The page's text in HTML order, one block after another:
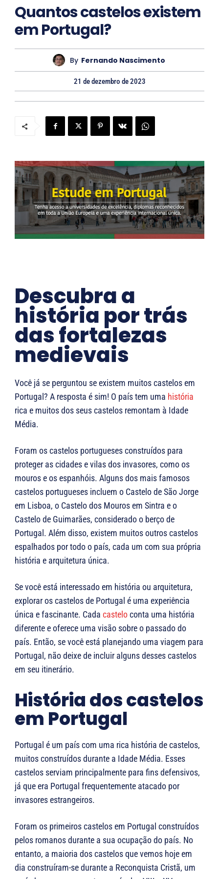
Quantos castelos existem
em Portugal?
By Fernando Nascimento
21 de dezembro de 2023
Descubra a
história por trás
das fortalezas
medievais
Você já se perguntou se existem muitos castelos em
Portugal? A resposta é sim! O país tem uma história
rica e muitos dos seus castelos remontam à Idade
Média.
Foram os castelos portugueses construídos para
proteger as cidades e vilas dos invasores, como os
mouros e os espanhóis. Alguns dos mais famosos
castelos portugueses incluem o Castelo de São Jorge
em Lisboa, o Castelo dos Mouros em Sintra e o
Castelo de Guimarães, considerado o berço de
Portugal. Além disso, existem muitos outros castelos
espalhados por todo o país, cada um com sua própria
história e arquitetura única.
Se você está interessado em história ou arquitetura,
explorar os castelos de Portugal é uma experiência
única e fascinante. Cada casteloconta uma história
diferente e oferece uma visão sobre o passado do
país. Então, se você está planejando uma viagem para
Portugal, não deixe de incluir alguns desses castelos
em seu itinerário.
História dos castelos
em Portugal
Portugal é um país com uma rica história de castelos,
muitos construídos durante a Idade Média. Esses
castelos serviam principalmente para fins defensivos,
já que era Portugal frequentemente atacado por
invasores estrangeiros.
Foram os primeiros castelos em Portugal construídos
pelos romanos durante a sua ocupação do país. No
entanto, a maioria dos castelos que vemos hoje em
dia construíram-se durante a Reconquista Cristã, um